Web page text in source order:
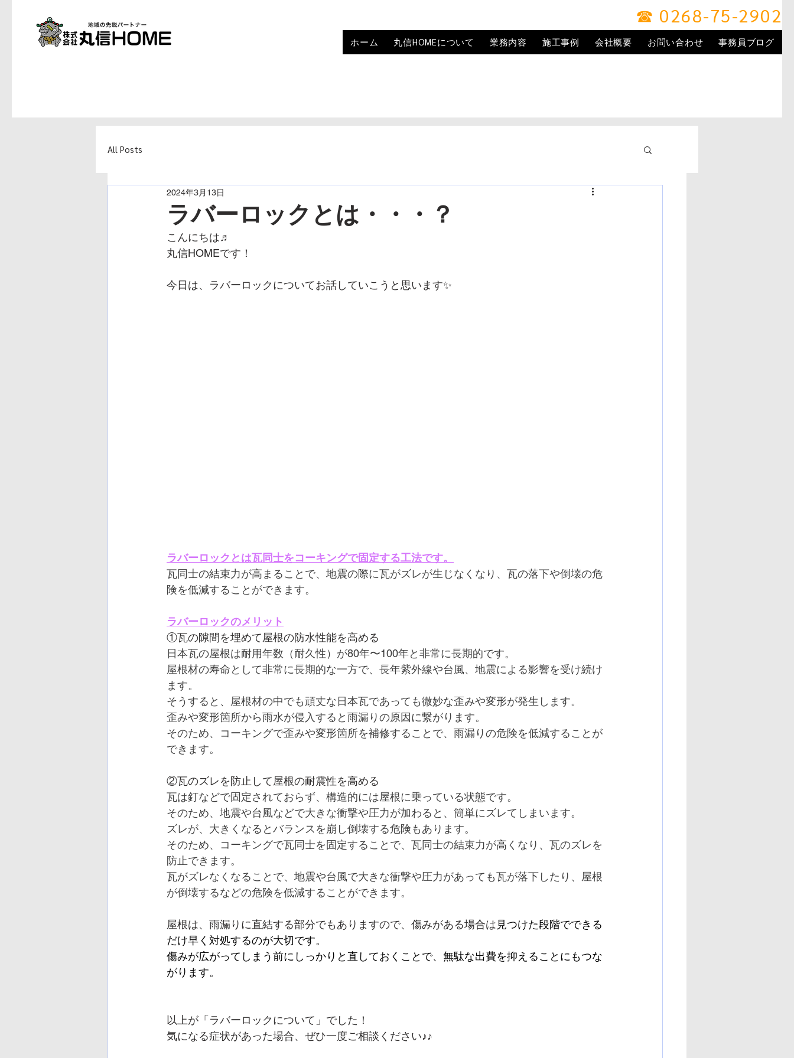
☎ 0268-75-2902
ホーム 丸信HOMEについて 業務内容 施工事例 会社概要 お問い合わせ 事務員ブログ
All Posts
ラバーロックとは・・・？
2024年3月13日
こんにちは♬
丸信HOMEです！
今日は、ラバーロックについてお話していこうと思います✨
ラバーロックとは瓦同士をコーキングで固定する工法です。
瓦同士の結束力が高まることで、地震の際に瓦がズレが生じなくなり、瓦の落下や倒壊の危
険を低減することができます。
ラバーロックのメリット
①瓦の隙間を埋めて屋根の防水性能を高める
日本瓦の屋根は耐用年数（耐久性）が80年〜100年と非常に長期的です。
屋根材の寿命として非常に長期的な一方で、長年紫外線や台風、地震による影響を受け続け
ます。
そうすると、屋根材の中でも頑丈な日本瓦であっても微妙な歪みや変形が発生します。
歪みや変形箇所から雨水が侵入すると雨漏りの原因に繋がります。
そのため、コーキングで歪みや変形箇所を補修することで、雨漏りの危険を低減することが
できます。
②瓦のズレを防止して屋根の耐震性を高める
瓦は釘などで固定されておらず、構造的には屋根に乗っている状態です。
そのため、地震や台風などで大きな衝撃や圧力が加わると、簡単にズレてしまいます。
ズレが、大きくなるとバランスを崩し倒壊する危険もあります。
そのため、コーキングで瓦同士を固定することで、瓦同士の結束力が高くなり、瓦のズレを
防止できます。
瓦がズレなくなることで、地震や台風で大きな衝撃や圧力があっても瓦が落下したり、屋根
が倒壊するなどの危険を低減することができます。
屋根は、雨漏りに直結する部分でもありますので、傷みがある場合は見つけた段階でできる
だけ早く対処するのが大切です。
傷みが広がってしまう前にしっかりと直しておくことで、無駄な出費を抑えることにもつな
がります。
以上が「ラバーロックについて」でした！
気になる症状があった場合、ぜひ一度ご相談ください♪♪